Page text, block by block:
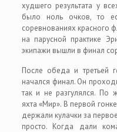
худшего результата у
было ноль очков, то
соревнованиях красного
на парусной практике
экипажи вышли в финал
После обеда и третьей
начался финал. Он
так и не разгулялся. По
яхта «Мир». В первой
держали кулачки за
просто. Когда дали